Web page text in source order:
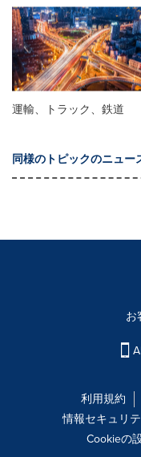
運輸、トラック、鉄道
同様のトピックのニュー
お
利用規約
情報セキュリ
Cookieの